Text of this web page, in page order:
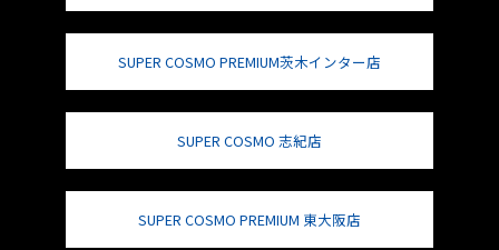
SUPER COSMO PREMIUM茨木インター店
SUPER COSMO 志紀店
SUPER COSMO PREMIUM 東大阪店